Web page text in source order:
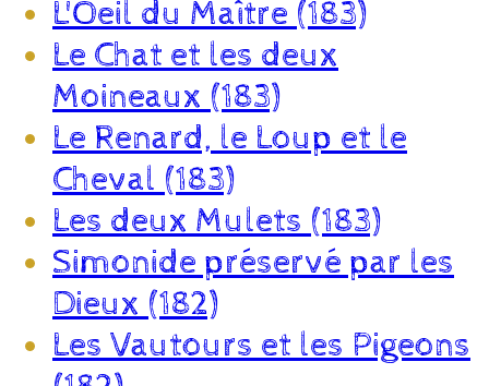
L'Oeil du Maître (183)
Le Chat et les deux
Moineaux (183)
Le Renard, le Loup et le
Cheval (183)
Les deux Mulets (183)
Simonide préservé par les
Dieux (182)
Les Vautours et les Pigeons